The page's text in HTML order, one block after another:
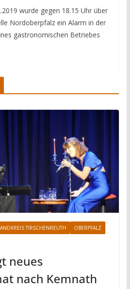
wurde gegen 18.15 Uhr über
Nordoberpfalz ein Alarm in der
gastronomischen Betriebes
TIRSCHENREUTH
OBERPFALZ
neues
nach Kemnath